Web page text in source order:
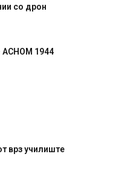
со дрон
АСНОМ 1944
СОЗИС: